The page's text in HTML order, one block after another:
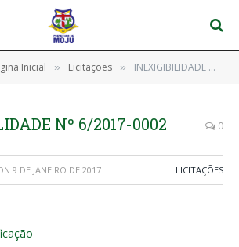
Inicial » Licitações » INEXIGIBILIDADE Nº 6/2017-0002
Nº 6/2017-0002 0
9 DE JANEIRO DE 2017 LICITAÇÕES